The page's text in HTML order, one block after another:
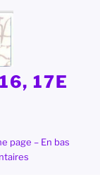
17E
page – En bas